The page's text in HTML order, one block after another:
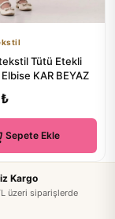
Tütü Etekli
KAR BEYAZ
Sepete Ekle
Kargo
üzeri siparişlerde